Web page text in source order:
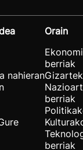
nahieran
Orain
berriak
berriak
berriak